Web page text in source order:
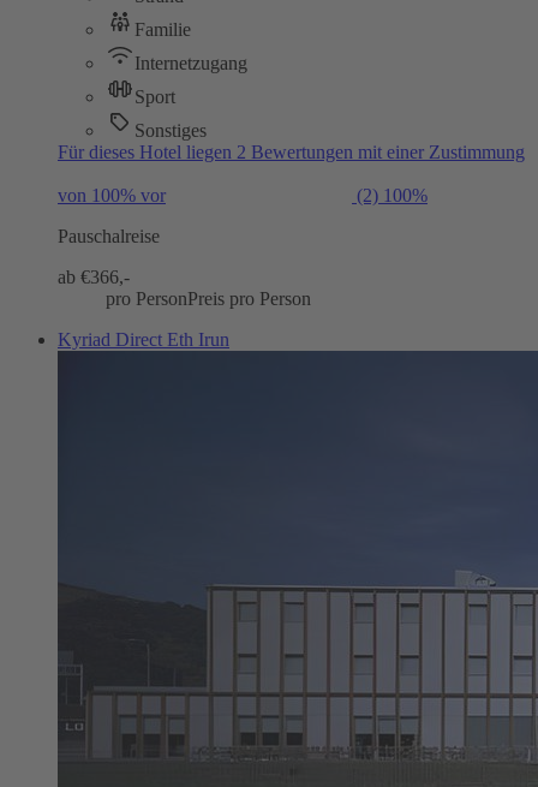
Familie
Internetzugang
Sport
Sonstiges
Für dieses Hotel liegen 2 Bewertungen mit einer Zustimmung
von 100% vor (2) 100%
Pauschalreise
ab €366,-
pro PersonPreis pro Person
Kyriad Direct Eth Irun